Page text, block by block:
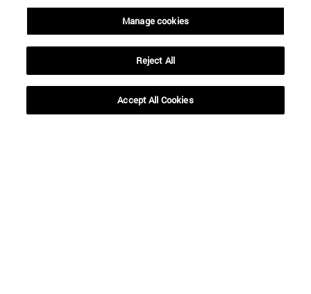
Manage cookies
Reject All
Accept All Cookies